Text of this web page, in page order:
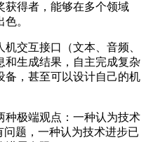
获得者，能够在多个领域
。
交互接口（文本、音频、
和生成结果，自主完成复杂
备，甚至可以设计自己的机
极端观点：一种认为技术
题，一种认为技术进步已